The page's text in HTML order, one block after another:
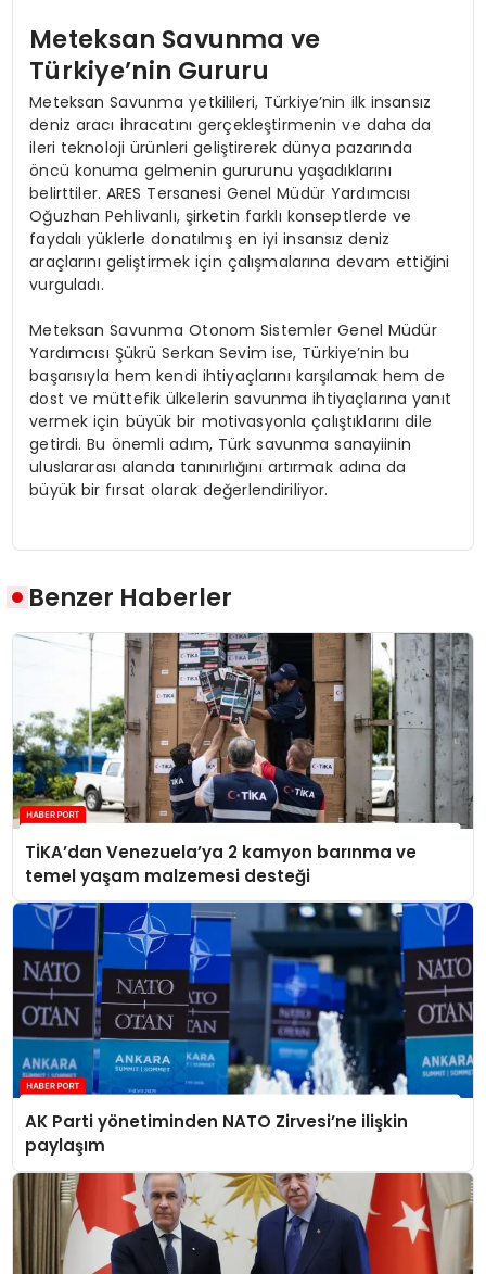
Meteksan Savunma ve
Türkiye’nin Gururu
Meteksan Savunma yetkilileri, Türkiye’nin ilk insansız
deniz aracı ihracatını gerçekleştirmenin ve daha da
ileri teknoloji ürünleri geliştirerek dünya pazarında
öncü konuma gelmenin gururunu yaşadıklarını
belirttiler. ARES Tersanesi Genel Müdür Yardımcısı
Oğuzhan Pehlivanlı, şirketin farklı konseptlerde ve
faydalı yüklerle donatılmış en iyi insansız deniz
araçlarını geliştirmek için çalışmalarına devam ettiğini
vurguladı.
Meteksan Savunma Otonom Sistemler Genel Müdür
Yardımcısı Şükrü Serkan Sevim ise, Türkiye’nin bu
başarısıyla hem kendi ihtiyaçlarını karşılamak hem de
dost ve müttefik ülkelerin savunma ihtiyaçlarına yanıt
vermek için büyük bir motivasyonla çalıştıklarını dile
getirdi. Bu önemli adım, Türk savunma sanayiinin
uluslararası alanda tanınırlığını artırmak adına da
büyük bir fırsat olarak değerlendiriliyor.
Benzer Haberler
TİKA’dan Venezuela’ya 2 kamyon barınma ve
temel yaşam malzemesi desteği
AK Parti yönetiminden NATO Zirvesi’ne ilişkin
paylaşım